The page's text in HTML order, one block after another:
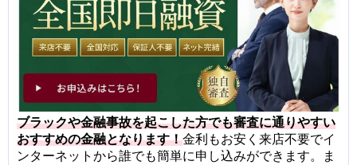
ブラックや金融事故を起こした方でも審査に通りやすい
おすすめの金融となります！金利もお安く来店不要でイ
ンターネットから誰でも簡単に申し込みができます。ま